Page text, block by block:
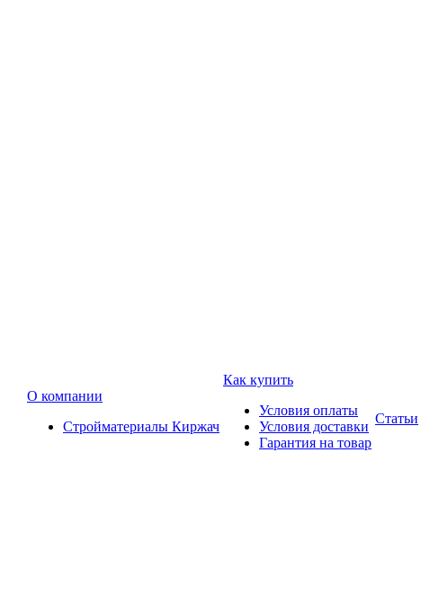
О компании
Стройматериалы Киржач
Как купить
Условия оплаты
Условия доставки
Гарантия на товар
Статьи